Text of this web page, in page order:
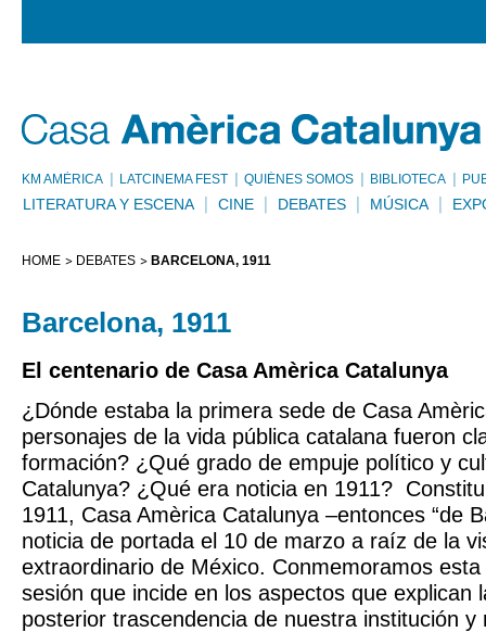
KM AMÈRICA LATCINEMA FEST QUIÉNES SOMOS BIBLIOTECA
LITERATURA Y ESCENA CINE DEBATES MÚSICA
HOME DEBATES BARCELONA, 1911
Barcelona, 1911
El centenario de Casa Amèrica Catalunya
¿Dónde estaba la primera sede de Casa
personajes de la vida pública catalana fueron
formación? ¿Qué grado de empuje político y
Catalunya? ¿Qué era noticia en 1911?
1911, Casa Amèrica Catalunya –entonces “de
noticia de portada el 10 de marzo a raíz de la
extraordinario de México. Conmemoramos
sesión que incide en los aspectos que explican
posterior trascendencia de nuestra institución y